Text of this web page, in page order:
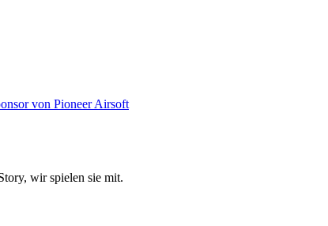
wir spielen sie mit.